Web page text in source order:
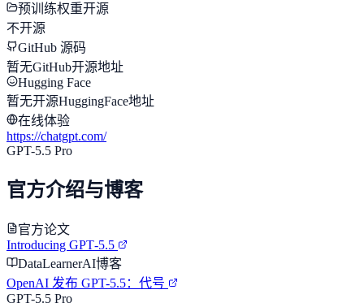
预训练权重开源
不开源
GitHub 源码
暂无GitHub开源地址
Hugging Face
暂无开源HuggingFace地址
在线体验
https://chatgpt.com/
GPT-5.5 Pro
官方介绍与博客
官方论文
Introducing GPT‑5.5
DataLearnerAI博客
OpenAI 发布 GPT-5.5：代号
GPT-5.5 Pro